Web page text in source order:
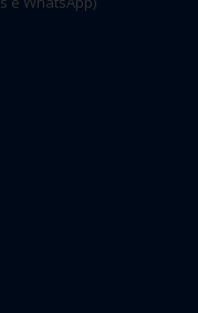
Estudos)